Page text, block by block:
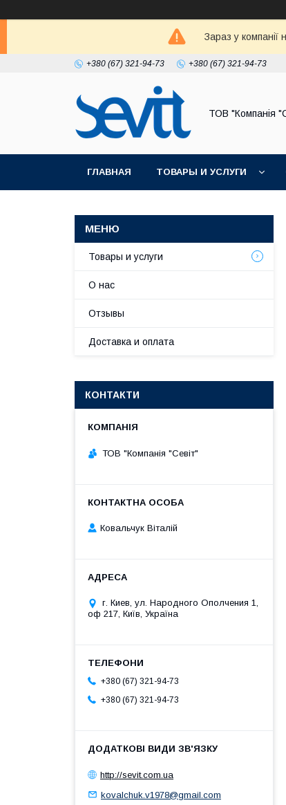
Зараз у
+380 (67) 321-94-73 +380 (67) 321-94-73
ТОВ "Компанія
ГЛАВНАЯ ТОВАРЫ И УСЛУГИ
Товары и услуги
О нас
Отзывы
Доставка и оплата
КОНТАКТИ
ТОВ "Компанія "Севіт"
Ковальчук Віталій
г. Киев, ул. Народного Ополчения 1,
оф 217, Київ, Україна
+380 (67) 321-94-73
+380 (67) 321-94-73
http://sevit.com.ua
kovalchuk.v1978@gmail.com